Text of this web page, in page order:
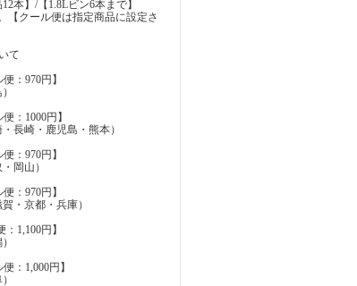
本】/【1.8Lビン6本まで】
【クール便は指定商品に設定さ
て
：970円】
：1000円】
長崎・鹿児島・熊本）
：970円】
岡山）
：970円】
・京都・兵庫）
1,100円】
：1,000円】